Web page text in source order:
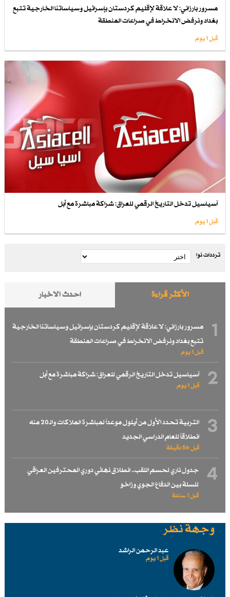
مسرور بارزاني: لا علاقة لإقليم كردستان بإسرائيل وسياساتنا الخارجية تتبع
بغداد ونرفض الانخراط في صراعات المنطقة
قبل 1 یوم
آسياسيل تدخل التاريخ الرقمي للعراق: شراكة مباشرة مع أبل
قبل 1 یوم
ترددات نوا
الأكثر قراءة احدث الاخبار
1
مسرور بارزاني: لا علاقة لإقليم كردستان بإسرائيل وسياساتنا الخارجية
تتبع بغداد ونرفض الانخراط في صراعات المنطقة
قبل 1 یوم
2 آسياسيل تدخل التاريخ الرقمي للعراق: شراكة مباشرة مع أبل
قبل 1 یوم
3
التربية تحدد الأول من أيلول موعداً لمباشرة الملاكات والـ20 منه
انطلاقاً للعام الدراسي الجديد
قبل 56 دقيقة
4
جدول ناري لحسم اللقب.. انطلاق نهائي دوري المحترفين العراقي
للسلة بين الدفاع الجوي وزاخو
قبل 1 ساعة
وجهة نظر
عبد الرحمن الراشد
قبل 1 یوم